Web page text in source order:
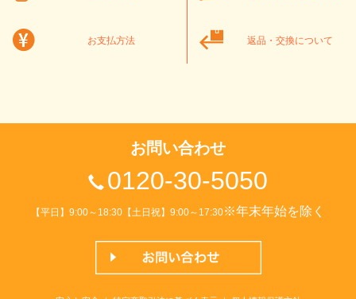
お支払方法 返品・交換について
お問い合わせ
0120-30-5050
【平日】9:00～18:30【土日祝】9:00～17:30※年末年始を除く